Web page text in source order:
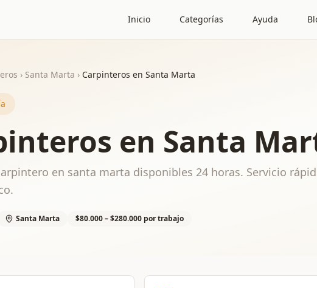
Inicio Categorías Ayuda
› Santa Marta › Carpinteros en Santa Marta
en Santa
en santa marta disponibles 24 horas. Servicio
Santa Marta $80.000 – $280.000 por trabajo